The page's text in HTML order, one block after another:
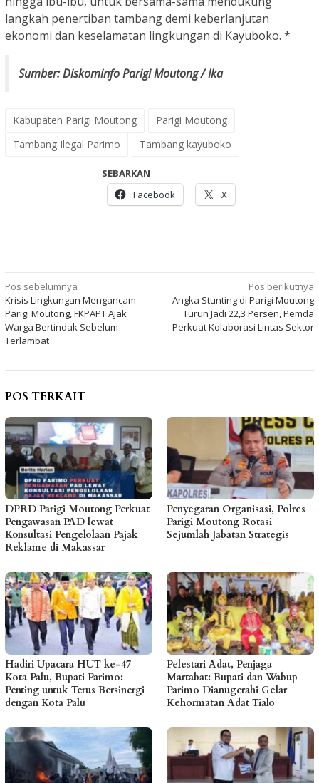
langkah penertiban tambang demi keberlanjutan
ekonomi dan keselamatan lingkungan di Kayuboko. *
Sumber: Diskominfo Parigi Moutong / Ika
Kabupaten Parigi Moutong
Parigi Moutong
Tambang Ilegal Parimo
Tambang kayuboko
SEBARKAN
Facebook
X
Navigasi
pos
Pos sebelumnya
Krisis Lingkungan Mengancam
Parigi Moutong, FKPAPT Ajak
Warga Bertindak Sebelum
Terlambat
Pos berikutnya
Angka Stunting di Parigi Moutong
Turun Jadi 22,3 Persen, Pemda
Perkuat Kolaborasi Lintas Sektor
POS TERKAIT
DPRD Parigi Moutong Perkuat
Pengawasan PAD lewat
Konsultasi Pengelolaan Pajak
Reklame di Makassar
Penyegaran Organisasi, Polres
Parigi Moutong Rotasi
Sejumlah Jabatan Strategis
Hadiri Upacara HUT ke-47
Kota Palu, Bupati Parimo:
Penting untuk Terus Bersinergi
dengan Kota Palu
Pelestari Adat, Penjaga
Martabat: Bupati dan Wabup
Parimo Dianugerahi Gelar
Kehormatan Adat Tialo